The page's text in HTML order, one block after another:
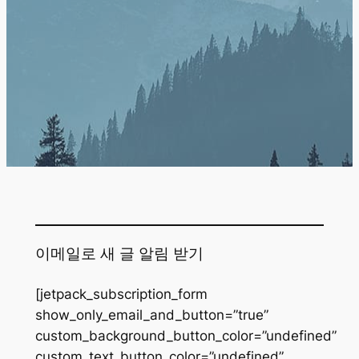
이메일로 새 글 알림 받기
[jetpack_subscription_form
show_only_email_and_button=”true”
custom_background_button_color=”undefined”